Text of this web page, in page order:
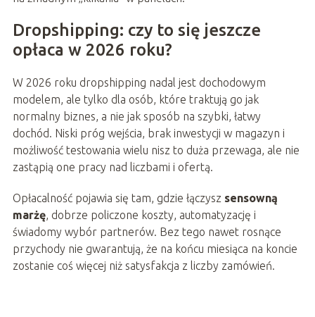
Dropshipping: czy to się jeszcze
opłaca w 2026 roku?
W 2026 roku dropshipping nadal jest dochodowym
modelem, ale tylko dla osób, które traktują go jak
normalny biznes, a nie jak sposób na szybki, łatwy
dochód. Niski próg wejścia, brak inwestycji w magazyn i
możliwość testowania wielu nisz to duża przewaga, ale nie
zastąpią one pracy nad liczbami i ofertą.
Opłacalność pojawia się tam, gdzie łączysz sensowną
marżę, dobrze policzone koszty, automatyzację i
świadomy wybór partnerów. Bez tego nawet rosnące
przychody nie gwarantują, że na końcu miesiąca na koncie
zostanie coś więcej niż satysfakcja z liczby zamówień.